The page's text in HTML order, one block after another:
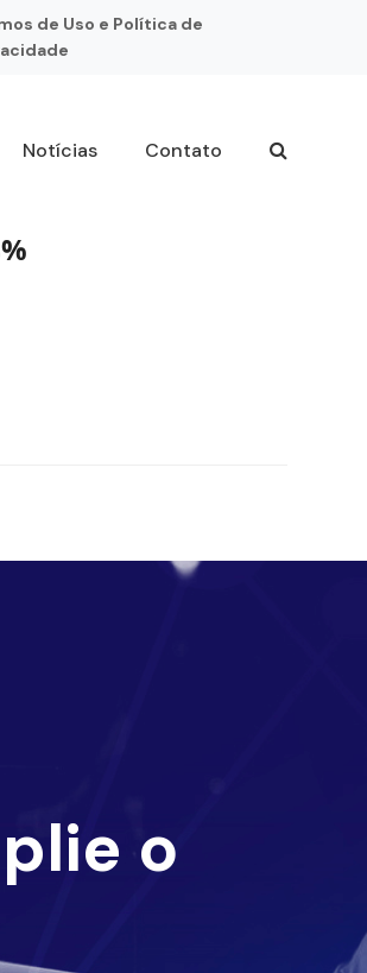
de Uso e Política de
Notícias Contato
o